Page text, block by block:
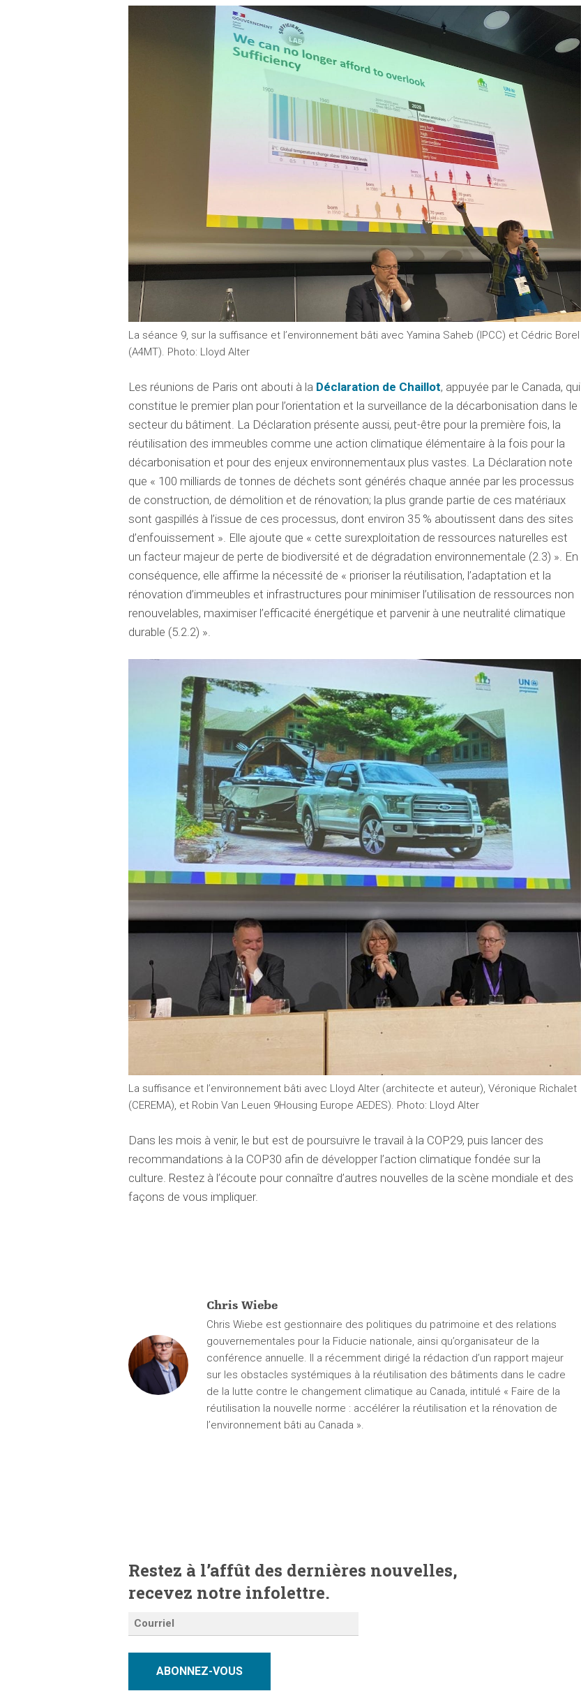
La séance 9, sur la suffisance et l’environnement bâti avec Yamina Saheb (IPCC) et Cédric Borel
(A4MT). Photo: Lloyd Alter
Les réunions de Paris ont abouti à la Déclaration de Chaillot, appuyée par le Canada, qui
constitue le premier plan pour l’orientation et la surveillance de la décarbonisation dans le
secteur du bâtiment. La Déclaration présente aussi, peut-être pour la première fois, la
réutilisation des immeubles comme une action climatique élémentaire à la fois pour la
décarbonisation et pour des enjeux environnementaux plus vastes. La Déclaration note
que « 100 milliards de tonnes de déchets sont générés chaque année par les processus
de construction, de démolition et de rénovation; la plus grande partie de ces matériaux
sont gaspillés à l’issue de ces processus, dont environ 35 % aboutissent dans des sites
d’enfouissement ». Elle ajoute que « cette surexploitation de ressources naturelles est
un facteur majeur de perte de biodiversité et de dégradation environnementale (2.3) ». En
conséquence, elle affirme la nécessité de « prioriser la réutilisation, l’adaptation et la
rénovation d’immeubles et infrastructures pour minimiser l’utilisation de ressources non
renouvelables, maximiser l’efficacité énergétique et parvenir à une neutralité climatique
durable (5.2.2) ».
La suffisance et l’environnement bâti avec Lloyd Alter (architecte et auteur), Véronique Richalet
(CEREMA), et Robin Van Leuen 9Housing Europe AEDES). Photo: Lloyd Alter
Dans les mois à venir, le but est de poursuivre le travail à la COP29, puis lancer des
recommandations à la COP30 afin de développer l’action climatique fondée sur la
culture. Restez à l’écoute pour connaître d’autres nouvelles de la scène mondiale et des
façons de vous impliquer.
Chris Wiebe
Chris Wiebe est gestionnaire des politiques du patrimoine et des relations
gouvernementales pour la Fiducie nationale, ainsi qu’organisateur de la
conférence annuelle. Il a récemment dirigé la rédaction d’un rapport majeur
sur les obstacles systémiques à la réutilisation des bâtiments dans le cadre
de la lutte contre le changement climatique au Canada, intitulé « Faire de la
réutilisation la nouvelle norme : accélérer la réutilisation et la rénovation de
l’environnement bâti au Canada ».
Restez à l’affût des dernières nouvelles,
recevez notre infolettre.
ABONNEZ-VOUS